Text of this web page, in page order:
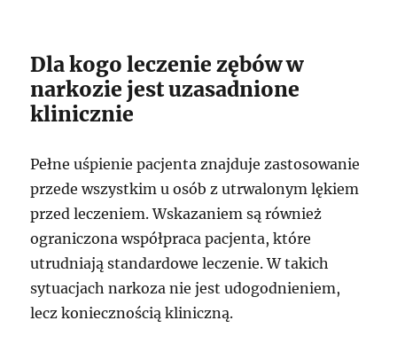
Dla kogo leczenie zębów w
narkozie jest uzasadnione
klinicznie
Pełne uśpienie pacjenta znajduje zastosowanie
przede wszystkim u osób z utrwalonym lękiem
przed leczeniem. Wskazaniem są również
ograniczona współpraca pacjenta, które
utrudniają standardowe leczenie. W takich
sytuacjach narkoza nie jest udogodnieniem,
lecz koniecznością kliniczną.